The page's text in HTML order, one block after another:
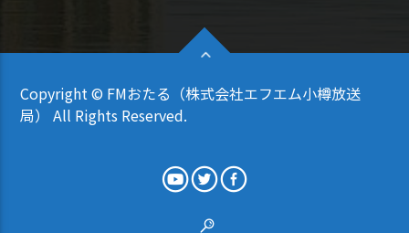
Copyright © FMおたる（株式会社エフエム小樽放送
局） All Rights Reserved.